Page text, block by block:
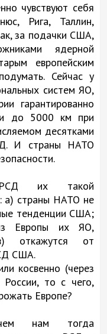
чувствуют себя
Рига, Таллин,
за подачки США,
ядерной
европейским
Сейчас у
систем ЯО,
гарантированно
до 5000 км при
десятками
И страны НАТО
РСД их такой
а) страны НАТО не
тенденции США;
Европы их ЯО,
откажутся от
США.
косвенно (через
то с чего,
Европе?
нам тогда